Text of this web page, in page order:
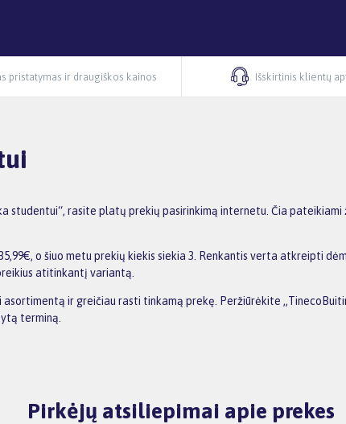
pristatymas ir draugiškos kainos Išskirtinis klientų
studentui“, rasite platų prekių pasirinkimą internetu. Čia
o šiuo metu prekių kiekis siekia 3. Renkantis verta atkreipti
atitinkantį variantą.
ir greičiau rasti tinkamą prekę. Peržiūrėkite
terminą.
Pirkėjų atsiliepimai apie prekes